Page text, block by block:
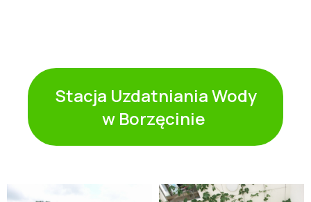
Stacja Uzdatniania Wody
w Borzęcinie ㅤ